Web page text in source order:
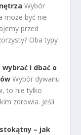
Wybór
może być nie
przed
Oba typy
i dbać o
Wybór dywanu
to nie tylko
zdrowia. Jeśli
– jak